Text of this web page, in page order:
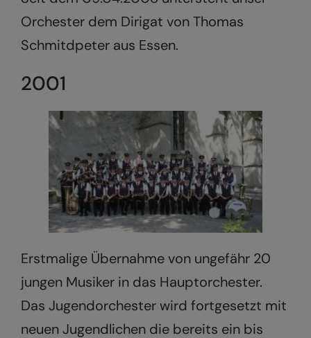
Orchester dem Dirigat von Thomas
Schmitdpeter aus Essen.
2001
Erstmalige Übernahme von ungefähr 20
jungen Musiker in das Hauptorchester.
Das Jugendorchester wird fortgesetzt mit
neuen Jugendlichen die bereits ein bis